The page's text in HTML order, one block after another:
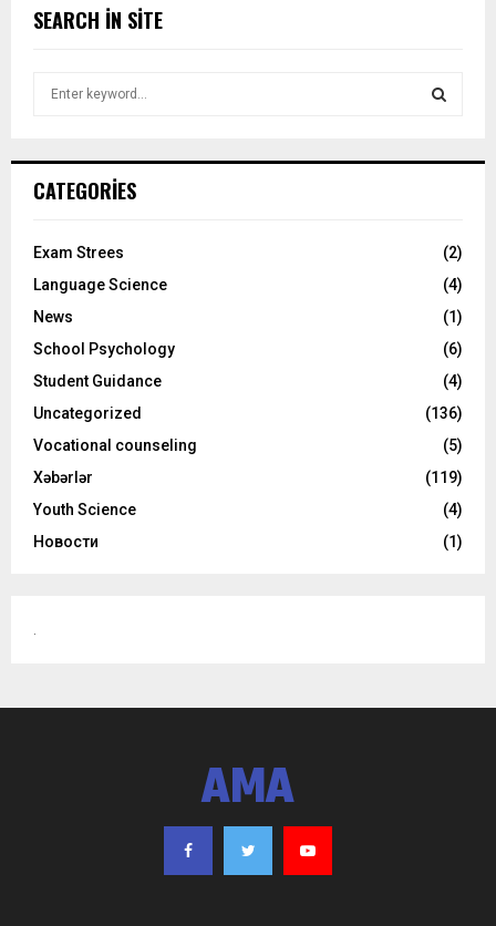
SEARCH IN SITE
h
o
:
CATEGORIES
Exam Strees
(2)
Language Science
(4)
News
(1)
School Psychology
(6)
Student Guidance
(4)
Uncategorized
(136)
Vocational counseling
(5)
Xəbərlər
(119)
Youth Science
(4)
Новости
(1)
.
AMA